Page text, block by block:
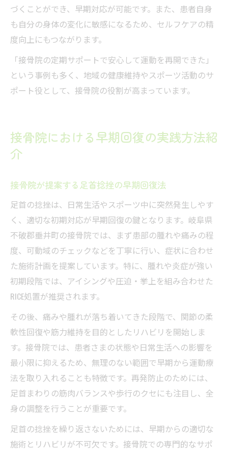
づくことができ、早期対応が可能です。また、患者自身
も自分の身体の変化に敏感になるため、セルフケアの精
度向上にもつながります。
「接骨院の定期サポートで安心して運動を再開できた」
という事例も多く、地域の健康維持やスポーツ活動のサ
ポート役として、接骨院の役割が高まっています。
接骨院における早期回復の実践方法紹
介
接骨院が提案する足首捻挫の早期回復法
足首の捻挫は、日常生活やスポーツ中に突然発生しやす
く、適切な初期対応が早期回復の鍵となります。岐阜県
不破郡垂井町の接骨院では、まず患部の腫れや痛みの程
度、可動域のチェックなどを丁寧に行い、症状に合わせ
た施術計画を提案しています。特に、腫れや炎症が強い
初期段階では、アイシングや圧迫・挙上を組み合わせた
RICE処置が推奨されます。
その後、痛みや腫れが落ち着いてきた段階で、関節の柔
軟性回復や筋力維持を目的としたリハビリを開始しま
す。接骨院では、患者さまの状態や日常生活への影響を
最小限に抑えるため、無理のない範囲で早期から運動療
法を取り入れることも特徴です。再発防止のためには、
足首まわりの筋肉バランスや歩行のクセにも注目し、全
身の調整を行うことが重要です。
足首の捻挫を繰り返さないためには、早期からの適切な
施術とリハビリが不可欠です。接骨院での専門的なサポ